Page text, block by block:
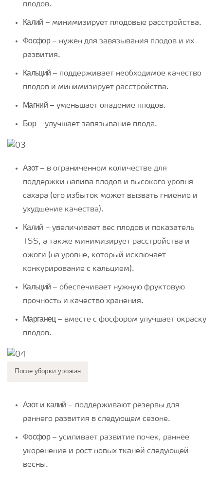
плодов.
Калий – минимизирует плодовые расстройства.
Фосфор– нужен для завязывания плодов и их
развития.
Кальций – поддерживает необходимое качество
плодов и минимизирует расстройства.
Магний– уменьшает опадение плодов.
Бор– улучшает завязывание плода.
Азот– в ограниченном количестве для
поддержки налива плодов и высокого уровня
сахара (его избыток может вызвать гниение и
ухудшение качества).
Калий – увеличивает вес плодов и показатель
TSS, а также минимизирует расстройства и
ожоги (на уровне, который исключает
конкурирование с кальцием).
Кальций – обеспечивает нужную фруктовую
прочность и качество хранения.
Марганец– вместе с фосфором улучшает окраску
плодов.
После уборки урожая
Азоти калий – поддерживают резервы для
раннего развития в следующем сезоне.
Фосфор– усиливает развитие почек, раннее
укоренение и рост новых тканей следующей
весны.